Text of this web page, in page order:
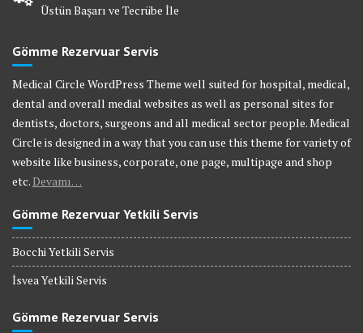
Üstün Başarı ve Tecrübe İle
Gömme Rezervuar Servis
Medical Circle WordPress Theme well suited for hospital, medical,
dental and overall medial websites as well as personal sites for
dentists, doctors, surgeons and all medical sector people. Medical
Circle is designed in a way that you can use this theme for variety of
website like business, corporate, one page, multipage and shop
etc. Devamı…
Gömme Rezervuar Yetkili Servis
Bocchi Yetkili Servis
İsvea Yetkili Servis
Gömme Rezervuar Servis